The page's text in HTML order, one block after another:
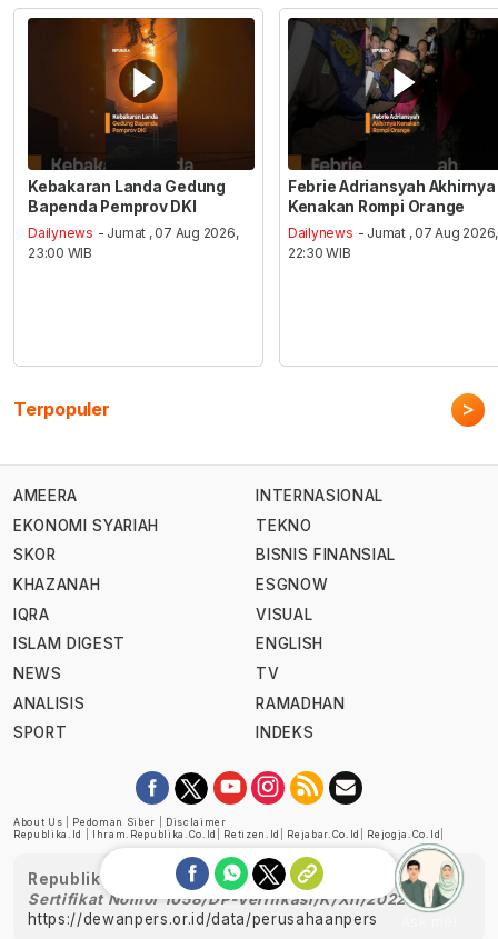
Kebakaran Landa Gedung
Bapenda Pemprov DKI
Dailynews - Jumat , 07 Aug 2026,
23:00 WIB
Febrie Adriansyah Akhirnya
Kenakan Rompi Orange
Dailynews - Jumat , 07 Aug 2026,
22:30 WIB
Terpopuler >
AMEERA
EKONOMI SYARIAH
SKOR
KHAZANAH
IQRA
ISLAM DIGEST
NEWS
ANALISIS
SPORT
INTERNASIONAL
TEKNO
BISNIS FINANSIAL
ESGNOW
VISUAL
ENGLISH
TV
RAMADHAN
INDEKS
About Us Pedoman Siber
Disclaimer
Republika.id
Ihram.republika.co.id Retizen.id Rejabar.co.id Rejogja.co.id
Republika telah diverifikasi oleh Dewan Pers
Sertifikat Nomor 1058/DP-Verifikasi/K/XII/2022
https://dewanpers.or.id/data/perusahaanpers